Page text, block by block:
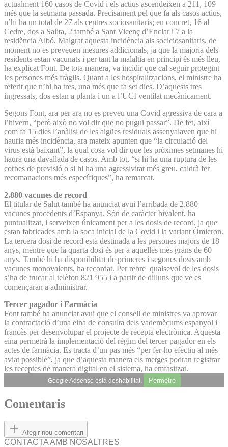
actualment 160 casos de Covid i els actius ascendeixen a 211, 109
més que la setmana passada. Precisament pel que fa als casos actius,
n’hi ha un total de 27 als centres sociosanitaris; en concret, 16 al
Cedre, dos a Salita, 2 també a Sant Vicenç d’Enclar i 7 a la
residència Albó. Malgrat aquesta incidència als sociciosanitaris, de
moment no es preveuen mesures addicionals, ja que la majoria dels
residents estan vacunats i per tant la malaltia en principi és més lleu,
ha explicat Font. De tota manera, va incidir que cal seguir protegint
les persones més fràgils. Quant a les hospitalitzacions, el ministre ha
referit que n’hi ha tres, una més que fa set dies. D’aquests tres
ingressats, dos estan a planta i un a l’UCI ventilat mecànicament.
Segons Font, ara per ara no es preveu una Covid agressiva de cara a
l’hivern, “però això no vol dir que no pugui passar”. De fet, així
com fa 15 dies l’anàlisi de les aigües residuals assenyalaven que hi
hauria més incidència, ara mateix apunten que “la circulació del
virus està baixant”, la qual cosa vol dir que les pròximes setmanes hi
haurà una davallada de casos. Amb tot, “si hi ha una ruptura de les
corbes de previsió o si hi ha una agressivitat més greu, caldrà fer
recomanacions més específiques”, ha remarcat.
2.880 vacunes de record
El titular de Salut també ha anunciat avui l’arribada de 2.880
vacunes procedents d’Espanya. Són de caràcter bivalent, ha
puntualitzat, i serveixen únicament per a les dosis de record, ja que
estan fabricades amb la soca inicial de la Covid i la variant Òmicron.
La tercera dosi de record està destinada a les persones majors de 18
anys, mentre que la quarta dosi és per a aquelles més grans de 60
anys. També hi ha disponibilitat de primeres i segones dosis amb
vacunes monovalents, ha recordat. Per rebre qualsevol de les dosis
s’ha de trucar al telèfon 821 955 i a partir de dilluns que ve es
començaran a administrar.
Tercer pagador i Farmàcia
Font també ha anunciat avui que el consell de ministres va aprovar
la contractació d’una eina de consulta dels vademècums espanyol i
francès per desenvolupar el projecte de recepta electrònica. Aquesta
eina permetrà la implementació del règim del tercer pagador en els
actes de farmàcia. Es tracta d’un pas més “per fer-ho efectiu al més
aviat possible”, ja que d’aquesta manera els metges podran registrar
les receptes de manera digital en el sistema, ha emfasitzat.
Google Adsense està deshabilitat. Permetre
Comentaris
Afegir nou comentari
CONTACTA AMB NOSALTRES